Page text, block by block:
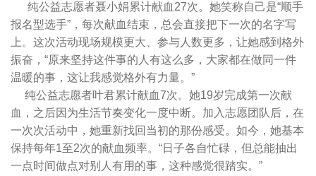
纯公益志愿者聂小娟累计献血27次。她笑称自己是“顺手
报名型选手”，每次献血结束，总会直接把下一次的名字写
上。这次活动现场规模更大、参与人数更多，让她感到格外
振奋，“原来坚持这件事的人有这么多，大家都在做同一件
温暖的事，这让我感觉格外有力量。”
纯公益志愿者叶君累计献血7次。她19岁完成第一次献
血，之后因为生活节奏变化一度中断。加入志愿团队后，在
一次次活动中，她重新找回当初的那份感受。如今，她基本
保持每年1至2次的献血频率。“日子各自忙碌，但总能抽出
一点时间做点对别人有用的事，这种感觉很踏实。”